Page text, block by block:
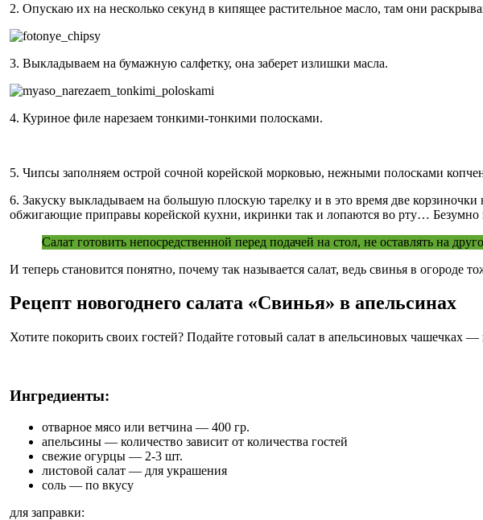
2. Опускаю их на несколько секунд в кипящее растительное масло, там они
3. Выкладываем на бумажную салфетку, она заберет излишки масла.
4. Куриное филе нарезаем тонкими-тонкими полосками.
5. Чипсы заполняем острой сочной корейской морковью, нежными полосками
6. Закуску выкладываем на большую плоскую тарелку и в это время две
обжигающие приправы корейской кухни, икринки так и лопаются во рту… Безумно
Салат готовить непосредственной перед подачей на стол, не оставлять на
И теперь становится понятно, почему так называется салат, ведь свинья в огороде
Рецепт новогоднего салата «Свинья» в апельсинах
Хотите покорить своих гостей? Подайте готовый салат в апельсиновых чашечках
Ингредиенты:
отварное мясо или ветчина — 400 гр.
апельсины — количество зависит от количества гостей
свежие огурцы — 2-3 шт.
листовой салат — для украшения
соль — по вкусу
для заправки: